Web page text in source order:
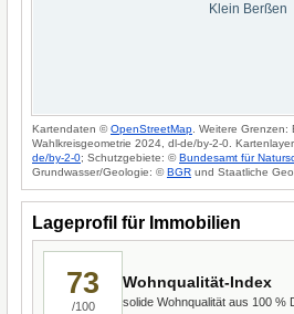
Klein Berßen
Kartendaten ©OpenStreetMap . Weitere
Wahlkreisgeometrie 2024, dl-de/by-2-0.
de/by-2-0; Schutzgebiete: ©Bundesamt für
Grundwasser/Geologie: ©BGR und Staatliche
Lageprofil für Immobilien
73
/100
Wohnqualität-Index
solide Wohnqualität aus 100 %